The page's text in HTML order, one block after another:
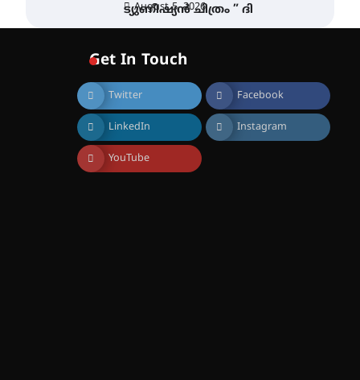
August 5, 2026
ട്യുണീഷ്യൻ ചിത്രം ” ദി
സൊസൈറ്റി ആഗസ്റ്റ് 7
വെള്ളിയാഴ്ച സ്‌ക്രീൻ
ചെയ്യുന്നു
August 6, 2026
സെന്റ് ജോസഫ്സ് കോളജ്
കോമേഴ്‌സ്
അസോസിയേഷന്
തുടക്കമായി
Get In Touch
Twitter Facebook
LinkedIn Instagram
YouTube